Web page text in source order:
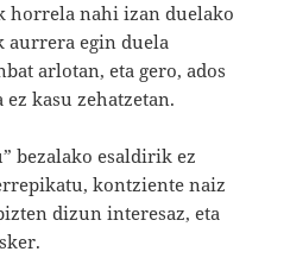
horrela nahi izan duelako
aurrera egin duela
arlotan, eta gero, ados
kasu zehatzetan.
bezalako esaldirik ez
kontziente naiz
dizun interesaz, eta